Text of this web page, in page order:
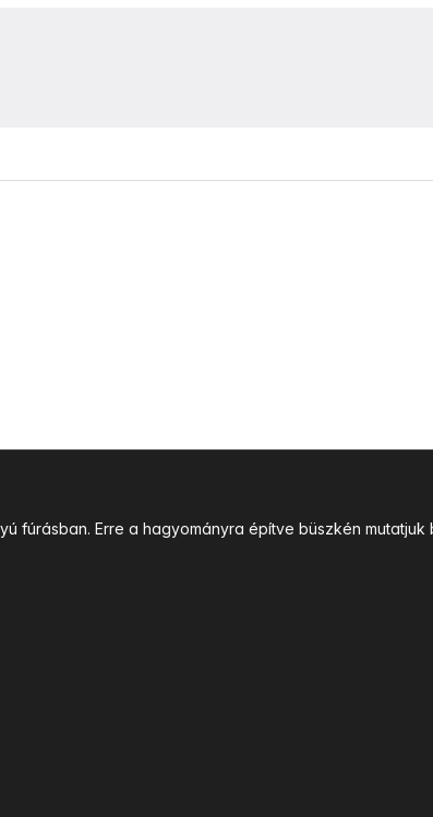
Erre a hagyományra építve büszkén mutatjuk